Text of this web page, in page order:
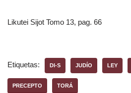
Likutei Sijot Tomo 13, pag. 66
Etiquetas: DI-S JUDÍO LEY
PRECEPTO TORÁ